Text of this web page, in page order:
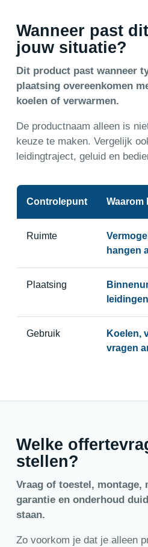
Wanneer past
jouw situatie?
Dit product past wanneer
plaatsing overeenkomen
koelen of verwarmen.
De productnaam alleen is
keuze te maken. Vergelijk
leidingtraject, geluid en
Controlepunt Waarom
Ruimte
hangen
Plaatsing
Gebruik
Koelen,
vragen
Welke
stellen?
Vraag of toestel, montage,
garantie en onderhoud
staan.
Zo voorkom je dat je alleen